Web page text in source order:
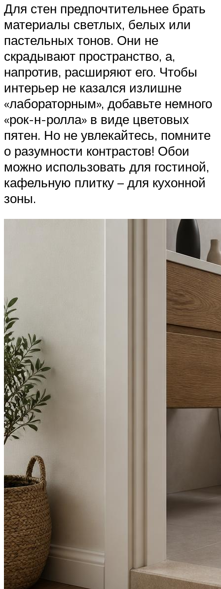
Для стен предпочтительнее брать
материалы светлых, белых или
пастельных тонов. Они не
скрадывают пространство, а,
напротив, расширяют его. Чтобы
интерьер не казался излишне
«лабораторным», добавьте немного
«рок-н-ролла» в виде цветовых
пятен. Но не увлекайтесь, помните
о разумности контрастов! Обои
можно использовать для гостиной,
кафельную плитку – для кухонной
зоны.